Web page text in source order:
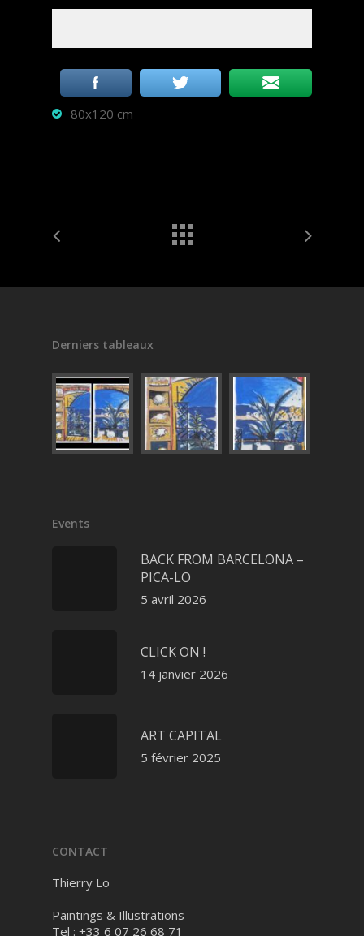
80x120 cm
Derniers tableaux
Events
BACK FROM BARCELONA –
PICA-LO
5 avril 2026
CLICK ON !
14 janvier 2026
ART CAPITAL
5 février 2025
CONTACT
Thierry Lo
Paintings & Illustrations
Tel : +33 6 07 26 68 71